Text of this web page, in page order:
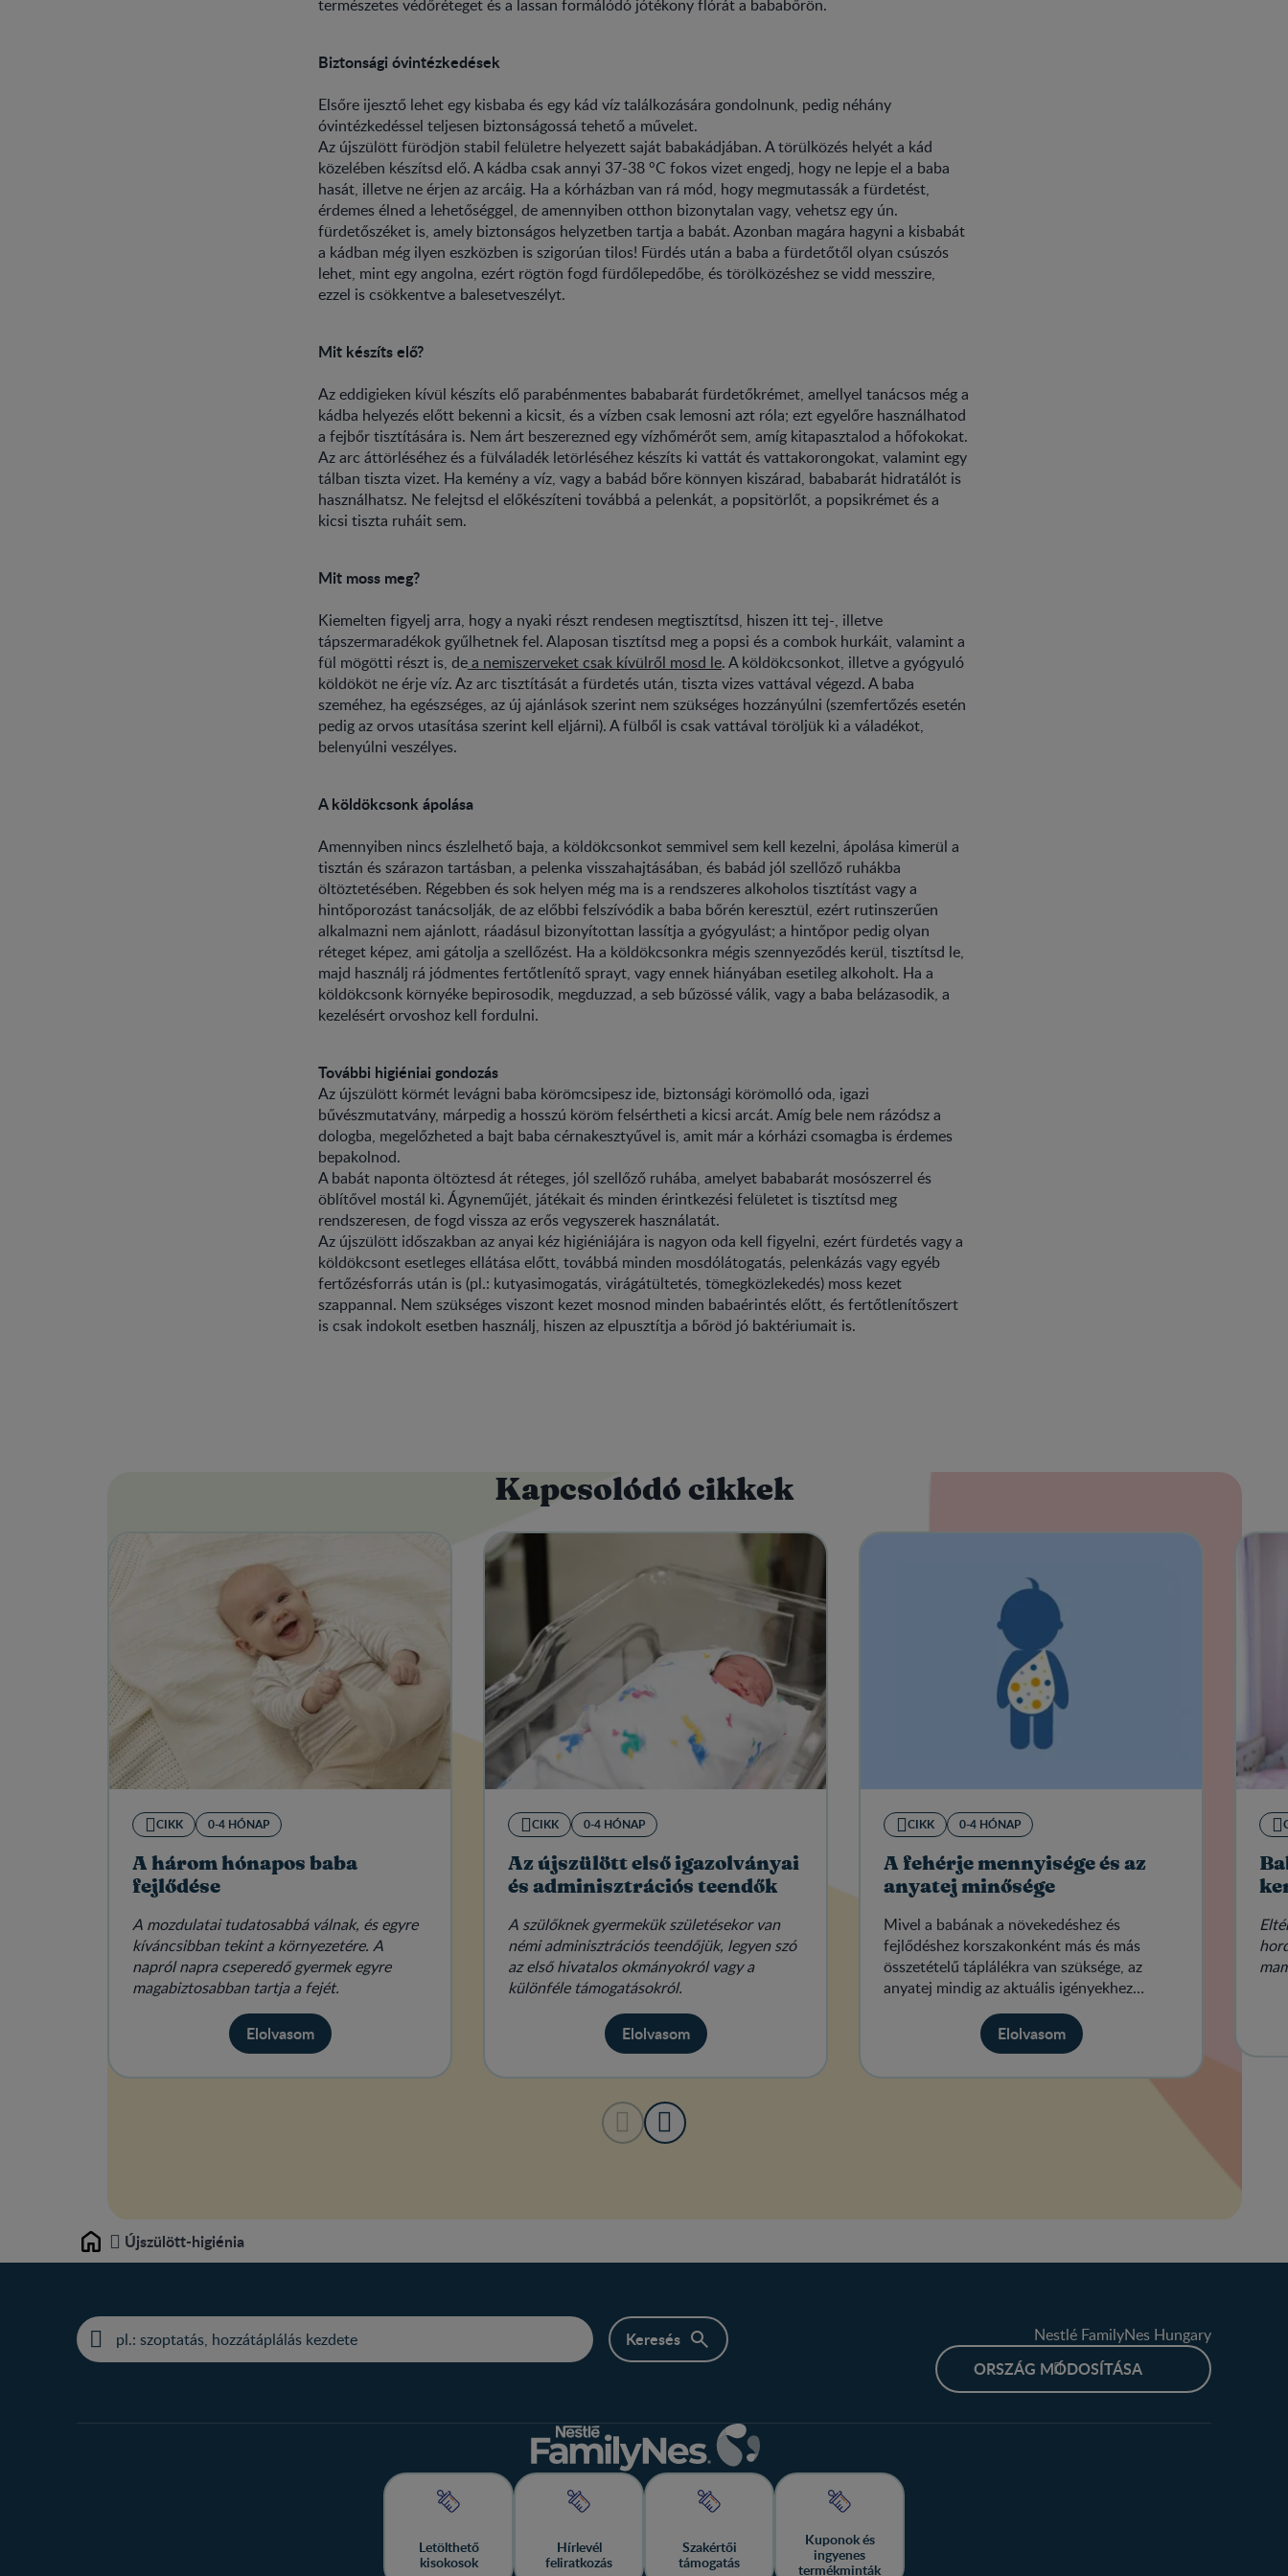
természetes védőréteget és a lassan formálódó jótékony flórát a bababőrön.
Biztonsági óvintézkedések
Elsőre ijesztő lehet egy kisbaba és egy kád víz találkozására gondolnunk, pedig néhány
óvintézkedéssel teljesen biztonságossá tehető a művelet.
Az újszülött fürödjön stabil felületre helyezett saját babakádjában. A törülközés helyét a kád
közelében készítsd elő. A kádba csak annyi 37-38 °C fokos vizet engedj, hogy ne lepje el a baba
hasát, illetve ne érjen az arcáig. Ha a kórházban van rá mód, hogy megmutassák a fürdetést,
érdemes élned a lehetőséggel, de amennyiben otthon bizonytalan vagy, vehetsz egy ún.
fürdetőszéket is, amely biztonságos helyzetben tartja a babát. Azonban magára hagyni a kisbabát
a kádban még ilyen eszközben is szigorúan tilos! Fürdés után a baba a fürdetőtől olyan csúszós
lehet, mint egy angolna, ezért rögtön fogd fürdőlepedőbe, és törölközéshez se vidd messzire,
ezzel is csökkentve a balesetveszélyt.
Mit készíts elő?
Az eddigieken kívül készíts elő parabénmentes bababarát fürdetőkrémet, amellyel tanácsos még a
kádba helyezés előtt bekenni a kicsit, és a vízben csak lemosni azt róla; ezt egyelőre használhatod
a fejbőr tisztítására is. Nem árt beszerezned egy vízhőmérőt sem, amíg kitapasztalod a hőfokokat.
Az arc áttörléséhez és a fülváladék letörléséhez készíts ki vattát és vattakorongokat, valamint egy
tálban tiszta vizet. Ha kemény a víz, vagy a babád bőre könnyen kiszárad, bababarát hidratálót is
használhatsz. Ne felejtsd el előkészíteni továbbá a pelenkát, a popsitörlőt, a popsikrémet és a
kicsi tiszta ruháit sem.
Mit moss meg?
Kiemelten figyelj arra, hogy a nyaki részt rendesen megtisztítsd, hiszen itt tej-, illetve
tápszermaradékok gyűlhetnek fel. Alaposan tisztítsd meg a popsi és a combok hurkáit, valamint a
fül mögötti részt is, dea nemiszerveket csak kívülről mosd le. A köldökcsonkot, illetve a gyógyuló
köldököt ne érje víz. Az arc tisztítását a fürdetés után, tiszta vizes vattával végezd. A baba
szeméhez, ha egészséges, az új ajánlások szerint nem szükséges hozzányúlni (szemfertőzés esetén
pedig az orvos utasítása szerint kell eljárni). A fülből is csak vattával töröljük ki a váladékot,
belenyúlni veszélyes.
A köldökcsonk ápolása
Amennyiben nincs észlelhető baja, a köldökcsonkot semmivel sem kell kezelni, ápolása kimerül a
tisztán és szárazon tartásban, a pelenka visszahajtásában, és babád jól szellőző ruhákba
öltöztetésében. Régebben és sok helyen még ma is a rendszeres alkoholos tisztítást vagy a
hintőporozást tanácsolják, de az előbbi felszívódik a baba bőrén keresztül, ezért rutinszerűen
alkalmazni nem ajánlott, ráadásul bizonyítottan lassítja a gyógyulást; a hintőpor pedig olyan
réteget képez, ami gátolja a szellőzést. Ha a köldökcsonkra mégis szennyeződés kerül, tisztítsd le,
majd használj rá jódmentes fertőtlenítő sprayt, vagy ennek hiányában esetileg alkoholt. Ha a
köldökcsonk környéke bepirosodik, megduzzad, a seb bűzössé válik, vagy a baba belázasodik, a
kezelésért orvoshoz kell fordulni.
További higiéniai gondozás
Az újszülött körmét levágni baba körömcsipesz ide, biztonsági körömolló oda, igazi
bűvészmutatvány, márpedig a hosszú köröm felsértheti a kicsi arcát. Amíg bele nem rázódsz a
dologba, megelőzheted a bajt baba cérnakesztyűvel is, amit már a kórházi csomagba is érdemes
bepakolnod.
A babát naponta öltöztesd át réteges, jól szellőző ruhába, amelyet bababarát mosószerrel és
öblítővel mostál ki. Ágyneműjét, játékait és minden érintkezési felületet is tisztítsd meg
rendszeresen, de fogd vissza az erős vegyszerek használatát.
Az újszülött időszakban az anyai kéz higiéniájára is nagyon oda kell figyelni, ezért fürdetés vagy a
köldökcsont esetleges ellátása előtt, továbbá minden mosdólátogatás, pelenkázás vagy egyéb
fertőzésforrás után is (pl.: kutyasimogatás, virágátültetés, tömegközlekedés) moss kezet
szappannal. Nem szükséges viszont kezet mosnod minden babaérintés előtt, és fertőtlenítőszert
is csak indokolt esetben használj, hiszen az elpusztítja a bőröd jó baktériumait is.
Kapcsolódó cikkek
CIKK 0-4 HÓNAP
A három hónapos baba
fejlődése
A mozdulatai tudatosabbá válnak, és egyre
kíváncsibban tekint a környezetére. A
napról napra cseperedő gyermek egyre
magabiztosabban tartja a fejét.
Elolvasom
CIKK 0-4 HÓNAP
Az újszülött első igazolványai
és adminisztrációs teendők
A szülőknek gyermekük születésekor van
némi adminisztrációs teendőjük, legyen szó
az első hivatalos okmányokról vagy a
különféle támogatásokról.
Elolvasom
CIKK 0-4 HÓNAP
A fehérje mennyisége és az
anyatej minősége
Mivel a babának a növekedéshez és
fejlődéshez korszakonként más és más
összetételű táplálékra van szüksége, az
anyatej mindig az aktuális igényekhez
Elolvasom
Home Újszülött-higiénia
Nestlé FamilyNes Hungary
ORSZÁG MÓDOSÍTÁSA
Letölthető
kisokosok
Hírlevél
feliratkozás
Szakértői
támogatás
Kuponok és
ingyenes
termékminták